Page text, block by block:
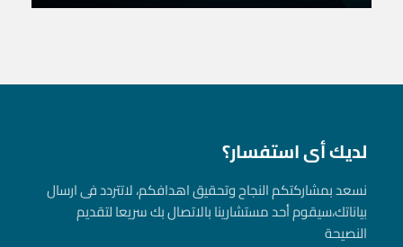
لديك أى استفسار؟
نسعد بمشاركتكم النجاح وتحقيق اهدافكم، لاتتردد فى ارسال
بياناتك، سيقوم أحد مستشارينا بالاتصال بك سريعا لتقديم
النصيحة